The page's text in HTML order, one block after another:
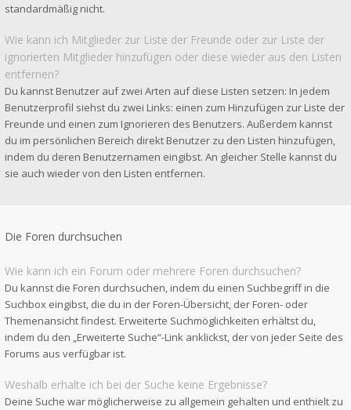
standardmäßig nicht.
Wie kann ich Mitglieder zur Liste der Freunde oder zur Liste der
ignorierten Mitglieder hinzufügen oder diese wieder aus den Listen
entfernen?
Du kannst Benutzer auf zwei Arten auf diese Listen setzen: In jedem
Benutzerprofil siehst du zwei Links: einen zum Hinzufügen zur Liste der
Freunde und einen zum Ignorieren des Benutzers. Außerdem kannst
du im persönlichen Bereich direkt Benutzer zu den Listen hinzufügen,
indem du deren Benutzernamen eingibst. An gleicher Stelle kannst du
sie auch wieder von den Listen entfernen.
Die Foren durchsuchen
Wie kann ich ein Forum oder mehrere Foren durchsuchen?
Du kannst die Foren durchsuchen, indem du einen Suchbegriff in die
Suchbox eingibst, die du in der Foren-Übersicht, der Foren- oder
Themenansicht findest. Erweiterte Suchmöglichkeiten erhältst du,
indem du den „Erweiterte Suche“-Link anklickst, der von jeder Seite des
Forums aus verfügbar ist.
Weshalb erhalte ich bei der Suche keine Ergebnisse?
Deine Suche war möglicherweise zu allgemein gehalten und enthielt zu